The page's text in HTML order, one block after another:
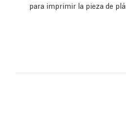
para imprimir la pieza de